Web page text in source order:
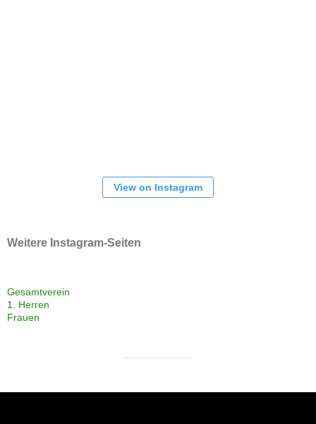
View on Instagram
Weitere Instagram-Seiten
Gesamtverein
1. Herren
Frauen